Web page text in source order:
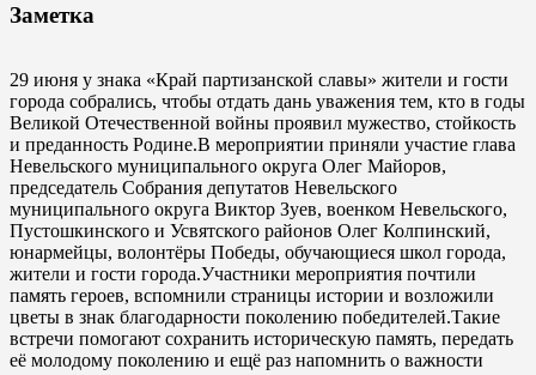
Заметка
29 июня у знака «Край партизанской славы» жители и гости
города собрались, чтобы отдать дань уважения тем, кто в годы
Великой Отечественной войны проявил мужество, стойкость
и преданность Родине.В мероприятии приняли участие глава
Невельского муниципального округа Олег Майоров,
председатель Собрания депутатов Невельского
муниципального округа Виктор Зуев, военком Невельского,
Пустошкинского и Усвятского районов Олег Колпинский,
юнармейцы, волонтёры Победы, обучающиеся школ города,
жители и гости города.Участники мероприятия почтили
память героев, вспомнили страницы истории и возложили
цветы в знак благодарности поколению победителей.Такие
встречи помогают сохранить историческую память, передать
её молодому поколению и ещё раз напомнить о важности